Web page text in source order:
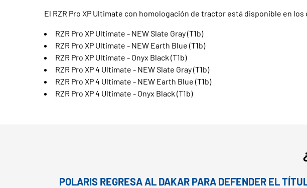
El RZR Pro XP Ultimate con homologación de tractor está disponible en
RZR Pro XP Ultimate - NEW Slate Gray (T1b)
RZR Pro XP Ultimate - NEW Earth Blue (T1b)
RZR Pro XP Ultimate - Onyx Black (T1b)
RZR Pro XP 4 Ultimate - NEW Slate Gray (T1b)
RZR Pro XP 4 Ultimate - NEW Earth Blue (T1b)
RZR Pro XP 4 Ultimate - Onyx Black (T1b)
POLARIS REGRESA AL DAKAR PARA DEFENDER EL